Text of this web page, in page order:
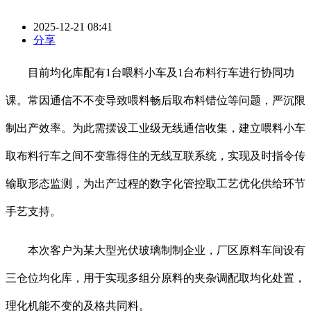
2025-12-21 08:41
分享
目前均化库配有1台喂料小车及1台布料行车进行协同功
课。常因通信不不变导致喂料畅后取布料错位等问题，严沉限
制出产效率。为此需摆设工业级无线通信收集，建立喂料小车
取布料行车之间不变靠得住的无线互联系统，实现及时指令传
输取形态监测，为出产过程的数字化管控取工艺优化供给环节
手艺支持。
本次客户为某大型光伏玻璃制制企业，厂区原料车间设有
三仓位均化库，用于实现多组分原料的夹杂调配取均化处置，
理化机能不变的及格共同料。